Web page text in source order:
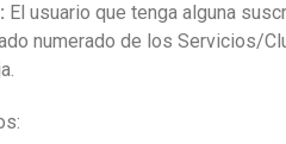
El usuario que tenga alguna
numerado de los Servicios/